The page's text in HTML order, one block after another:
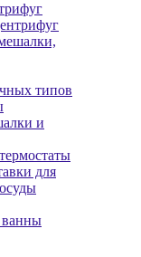
типов
и
для
ванны